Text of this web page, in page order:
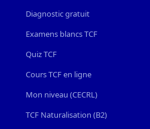
Diagnostic gratuit
Examens blancs TCF
Quiz TCF
Cours TCF en ligne
Mon niveau (CECRL)
TCF Naturalisation (B2)